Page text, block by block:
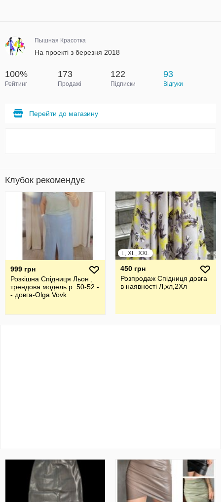
Пышная Красотка
На проекті з березня 2018
100%
Рейтинг
173
Продажі
122
Підписки
93
Відгуки
Перейти до магазину
Клубок рекомендує
999 грн
Розкішна Спідниця Льон ,
трендова модель р. 50-52 -
- довга-Olga Vovk
L, XL, XXL
450 грн
Розпродаж Спідниця довга
в наявності Л,хл,2Хл